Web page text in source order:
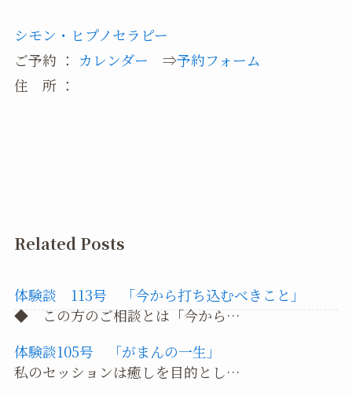
シモン・ヒプノセラピー
ご予約 ： カレンダー ⇒予約フォーム
住 所 ：
Related Posts
体験談 113号 「今から打ち込むべきこと」
◆ この方のご相談とは「今から…
体験談105号 「がまんの一生」
私のセッションは癒しを目的とし…